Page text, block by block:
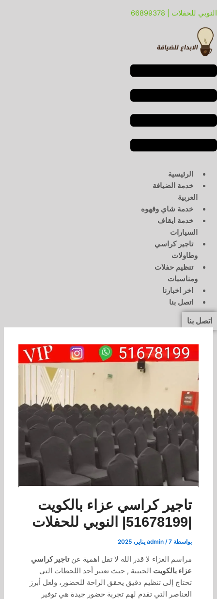
إلى
المحتوى
النوبي للحفلات | 66899378
الرئيسية
خدمة الضيافة
العربية
خدمة شاي وقهوه
خدمة ايقاف
السيارات
تاجير كراسي
وطاولات
تنظيم حفلات
ومناسبات
اخر اخبارنا
اتصل بنا
اتصل بنا
تاجير كراسي عزاء بالكويت
|51678199| النوبي للحفلات
بواسطة admin /7 يناير، 2025
مراسم العزاء لا قدر الله لا تقل اهمية عنتاجير كراسي
عزاء بالكويت الحبيبة , حيث تعتبر أحد اللحظات التي
تحتاج إلى تنظيم دقيق يحقق الراحة للحضور، ولعل أبرز
العناصر التي تقدم لهم تجربة حضور جيدة هي توفير